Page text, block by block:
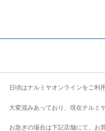
日頃はナルミヤオンラインをご利
大変混みあっており、現在ナルミ
お急ぎの場合は下記店舗にて、お